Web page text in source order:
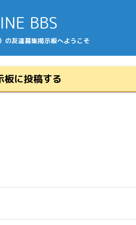
BBS
の友達募集掲示板へようこそ
板に投稿する